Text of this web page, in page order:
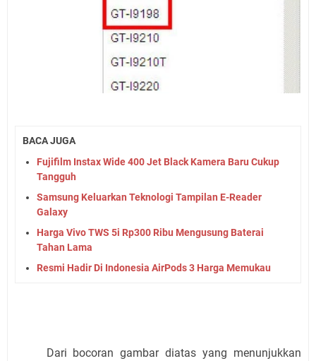
BACA JUGA
Fujifilm Instax Wide 400 Jet Black Kamera Baru Cukup
Tangguh
Samsung Keluarkan Teknologi Tampilan E-Reader
Galaxy
Harga Vivo TWS 5i Rp300 Ribu Mengusung Baterai
Tahan Lama
Resmi Hadir Di Indonesia AirPods 3 Harga Memukau
Dari bocoran gambar diatas yang menunjukkan